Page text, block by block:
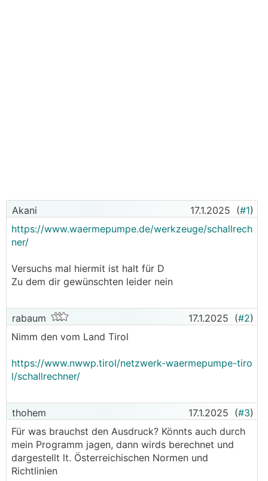
Akani 17.1.2025 (#1)
https://www.waermepumpe.de/werkzeuge/schallrech
ner/
Versuchs mal hiermit ist halt für D
Zu dem dir gewünschten leider nein
rabaum 17.1.2025 (#2)
Nimm den vom Land Tirol
https://www.nwwp.tirol/netzwerk-waermepumpe-tiro
l/schallrechner/
thohem 17.1.2025 (#3)
Für was brauchst den Ausdruck? Könnts auch durch
mein Programm jagen, dann wirds berechnet und
dargestellt lt. Österreichischen Normen und
Richtlinien